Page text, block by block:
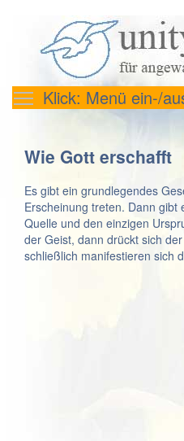
Klick: Menü ein-/
Wie Gott erschafft
Es gibt ein grundlegendes
Erscheinung treten. Dann
Quelle und den einzigen
der Geist, dann drückt sich
schließlich manifestieren sich